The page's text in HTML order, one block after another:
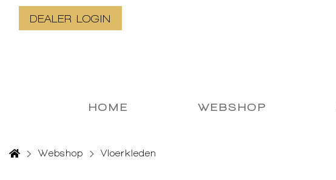
DEALER LOGIN
HOME WEBSHOP
Webshop Vloerkleden